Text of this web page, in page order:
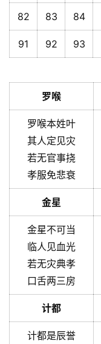
82 83 84
91 92 93
罗喉
罗喉本姓叶
其人定见灾
若无官事挠
孝服免悲衰
金星
金星不可当
临人见血光
若无灾典孝
口舌两三房
计都
计都是辰誉